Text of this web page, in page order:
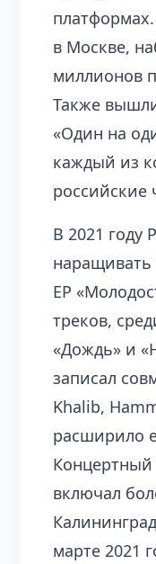
в Москве,
миллионов
Также
«Один на
каждый из
российские
В 2021 году
EP
треков,
«Дождь» и
записал
Khalib,
расширило
Концертный
включал
марте 2021